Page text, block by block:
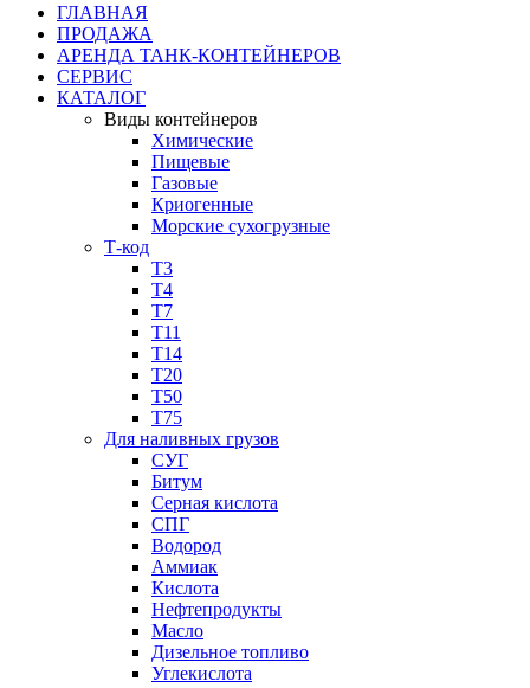
ГЛАВНАЯ
ПРОДАЖА
АРЕНДА ТАНК-КОНТЕЙНЕРОВ
СЕРВИС
КАТАЛОГ
Виды контейнеров
Химические
Пищевые
Газовые
Криогенные
Морские сухогрузные
Т-код
Т3
Т4
Т7
Т11​
Т14
Т20
Т50
Т75
Для наливных грузов
СУГ
Битум
Серная кислота
СПГ
Водород
Аммиак
Кислота
Нефтепродукты
Масло
Дизельное топливо
Углекислота